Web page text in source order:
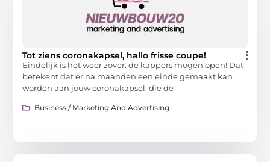
Tot ziens coronakapsel, hallo frisse coupe!
Eindelijk is het weer zover: de kappers mogen open! Dat
betekent dat er na maanden een einde gemaakt kan
worden aan jouw coronakapsel, die de
Business / Marketing And Advertising